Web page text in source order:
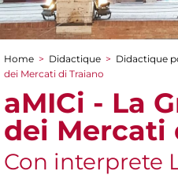
You are here
Home > Didactique > Didactique
dei Mercati di Traiano
aMICi - La
dei Mercati
Con interprete